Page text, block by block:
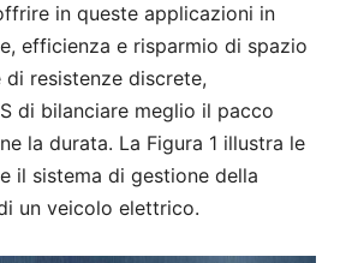
in queste applicazioni in
efficienza e risparmio di spazio
resistenze discrete,
di bilanciare meglio il pacco
la durata. La Figura 1 illustra le
il sistema di gestione della
un veicolo elettrico.